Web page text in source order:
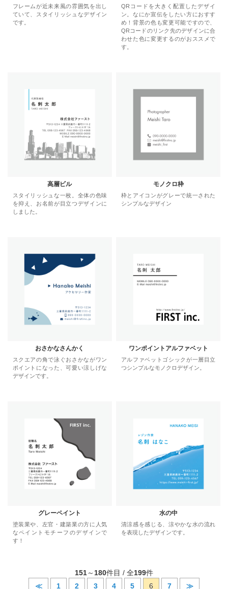
フレームが近未来風の雰囲気を出し
ていて、スタイリッシュなデザイン
です。
QRコードを大きく配置したデザイ
ン。なにか宣伝をしたい方におすす
め！背景の色も変更可能ですので、
QRコードのリンク先のデザインに合
わせた色に変更するのがおススメで
す。
高層ビル
スタイリッシュな一枚。全体の色味
を抑え、お名前が目立つデザインに
しました。
モノクロ枠
枠とアイコンがグレーで統一された
シンプルなデザイン
おさかなさんかく
スクエアの角で泳ぐおさかながワン
ポイントになった、可愛い涼しげな
デザインです。
ワンポイントアルファベット
アルファベットゴシックが一層目立
つシンプルなモノクロデザイン。
グレーペイント
塗装業や、左官・建築業の方に人気
なペイントモチーフのデザインで
す！
水の中
清涼感を感じる、涼やかな水の流れ
を表現したデザインです。
151～ 180件目 / 全199件
≪
1 2 3 4 5 6 7 ≫